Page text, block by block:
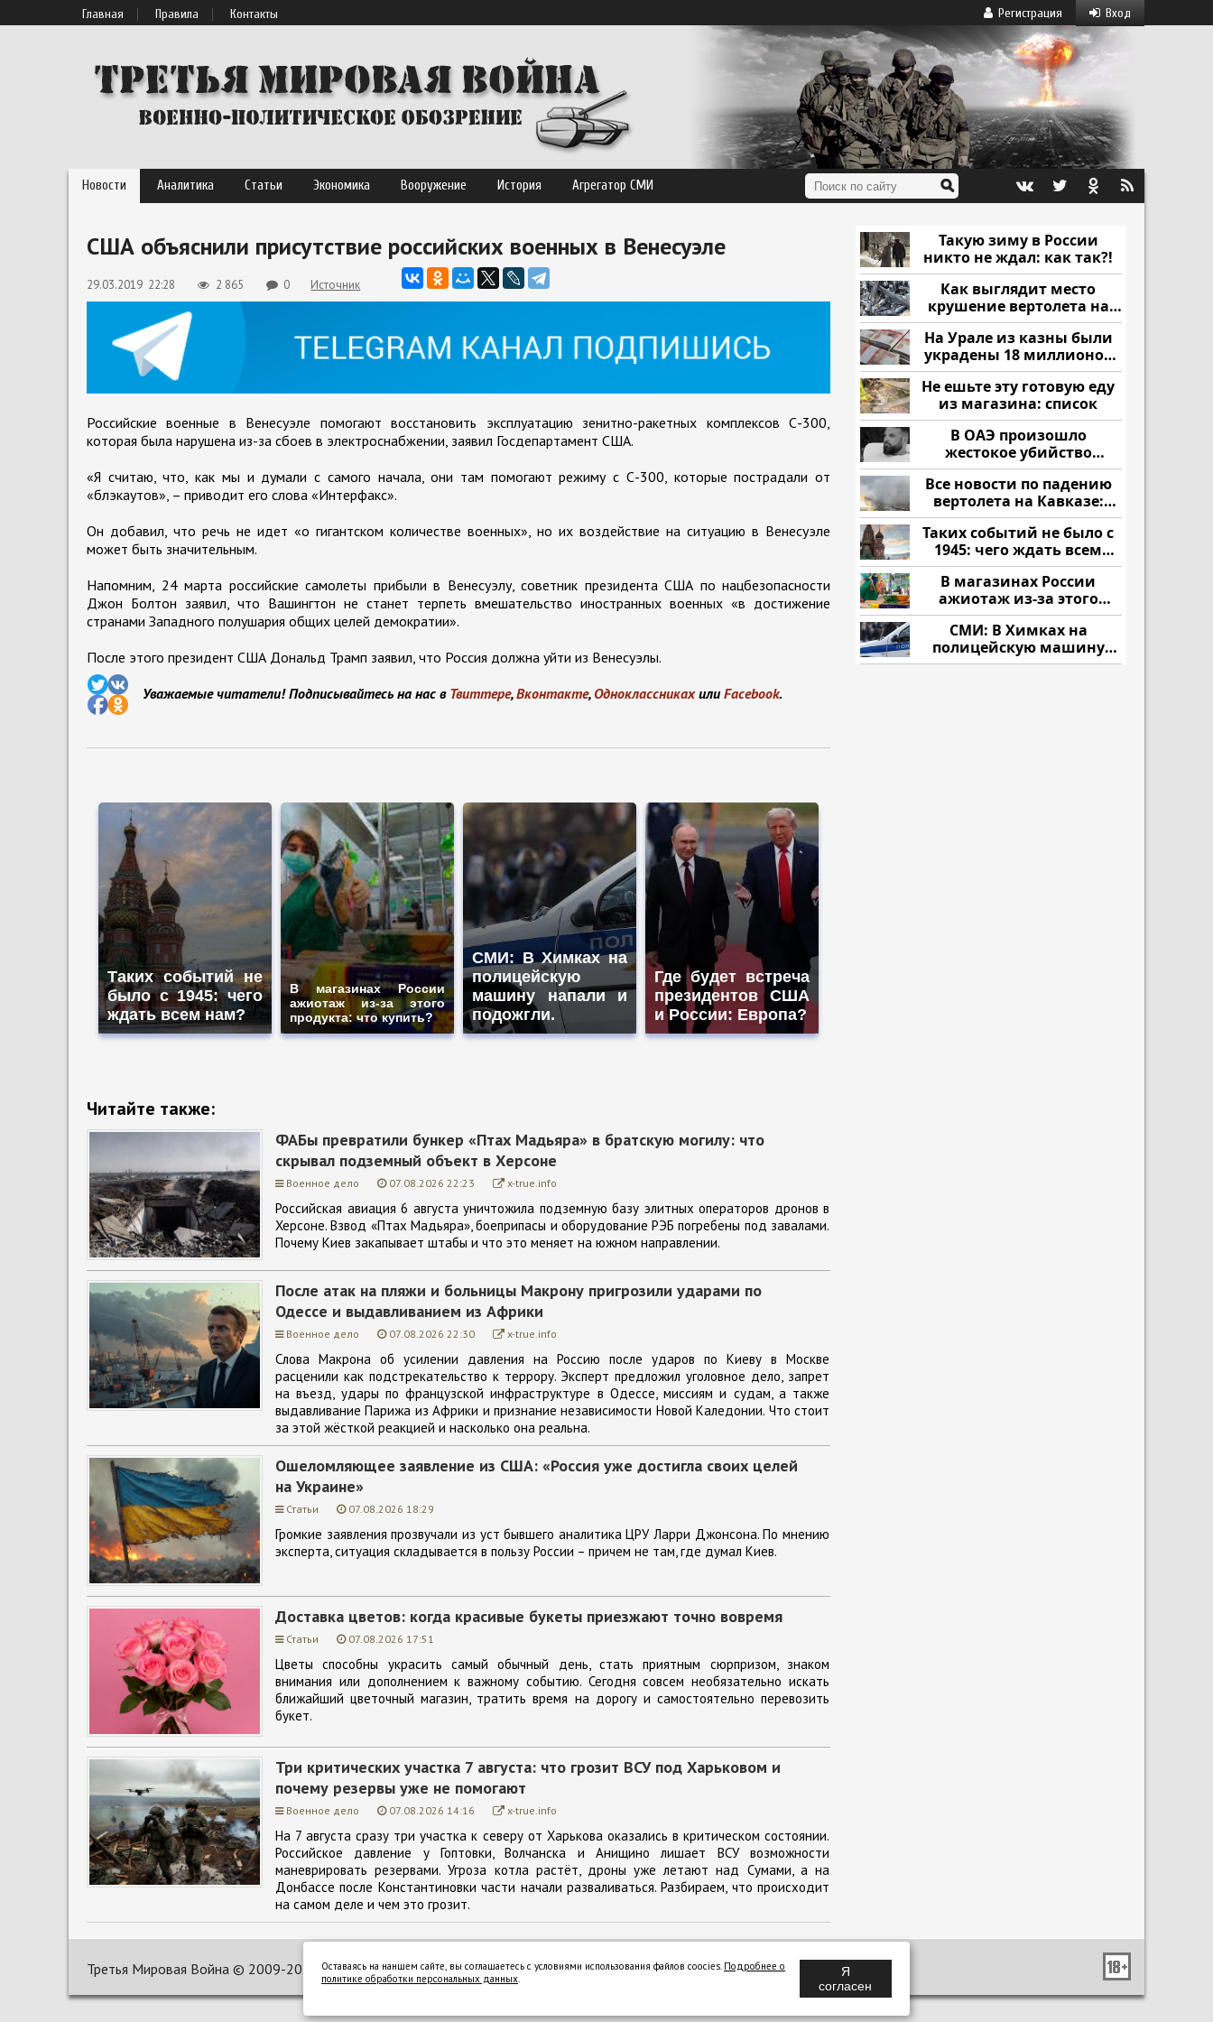
Главная Правила Контакты Вход
Регистрация
Новости Аналитика Статьи Экономика Вооружение История Агрегатор СМИ
США объяснили присутствие российских военных в Венесуэле
29.03.2019 22:28 2 865 0 Источник
Российские военные в Венесуэле помогают восстановить эксплуатацию зенитно-ракетных комплексов С-300,
которая была нарушена из-за сбоев в электроснабжении, заявил Госдепартамент США.
«Я считаю, что, как мы и думали с самого начала, они там помогают режиму с С-300, которые пострадали от
«блэкаутов», – приводит его слова «Интерфакс».
Он добавил, что речь не идет «о гигантском количестве военных», но их воздействие на ситуацию в Венесуэле
может быть значительным.
Напомним, 24 марта российские самолеты прибыли в Венесуэлу, советник президента США по нацбезопасности
Джон Болтон заявил, что Вашингтон не станет терпеть вмешательство иностранных военных «в достижение
странами Западного полушария общих целей демократии».
После этого президент США Дональд Трамп заявил, что Россия должна уйти из Венесуэлы.
Уважаемые читатели! Подписывайтесь на нас в Твиттере,Вконтакте, Одноклассникахили Facebook.
Таких событий не
было с 1945: чего
ждать всем нам?
В магазинах России
ажиотаж из-за этого
продукта: что купить?
СМИ: В Химках на
полицейскую
машину напали и
подожгли.
Где будет встреча
президентов США
и России: Европа?
Читайте также:
ФАБы превратили бункер «Птах Мадьяра» в братскую могилу: что
скрывал подземный объект в Херсоне
Военное дело 07.08.2026 22:23 x-true.info
Российская авиация 6 августа уничтожила подземную базу элитных операторов дронов в
Херсоне. Взвод «Птах Мадьяра», боеприпасы и оборудование РЭБ погребены под завалами.
Почему Киев закапывает штабы и что это меняет на южном направлении.
После атак на пляжи и больницы Макрону пригрозили ударами по
Одессе и выдавливанием из Африки
Военное дело 07.08.2026 22:30 x-true.info
Слова Макрона об усилении давления на Россию после ударов по Киеву в Москве
расценили как подстрекательство к террору. Эксперт предложил уголовное дело, запрет
на въезд, удары по французской инфраструктуре в Одессе, миссиям и судам, а также
выдавливание Парижа из Африки и признание независимости Новой Каледонии. Что стоит
за этой жёсткой реакцией и насколько она реальна.
Ошеломляющее заявление из США: «Россия уже достигла своих целей
на Украине»
Статьи 07.08.2026 18:29
Громкие заявления прозвучали из уст бывшего аналитика ЦРУ Ларри Джонсона. По мнению
эксперта, ситуация складывается в пользу России – причем не там, где думал Киев.
Доставка цветов: когда красивые букеты приезжают точно вовремя
Статьи 07.08.2026 17:51
Цветы способны украсить самый обычный день, стать приятным сюрпризом, знаком
внимания или дополнением к важному событию. Сегодня совсем необязательно искать
ближайший цветочный магазин, тратить время на дорогу и самостоятельно перевозить
букет.
Три критических участка 7 августа: что грозит ВСУ под Харьковом и
почему резервы уже не помогают
Военное дело 07.08.2026 14:16 x-true.info
На 7 августа сразу три участка к северу от Харькова оказались в критическом состоянии.
Российское давление у Гоптовки, Волчанска и Анищино лишает ВСУ возможности
маневрировать резервами. Угроза котла растёт, дроны уже летают над Сумами, а на
Донбассе после Константиновки части начали разваливаться. Разбираем, что происходит
на самом деле и чем это грозит.
Такую зиму в России
никто не ждал: как так?!
Как выглядит место
крушение вертолета на
Кавказе: смотреть
На Урале из казны были
украдены 18 миллионов
рублей
Не ешьте эту готовую еду
из магазина: список
В ОАЭ произошло
жестокое убийство
криптомиллионера
Все новости по падению
вертолета на Кавказе:
читать здесь
Таких событий не было с
1945: чего ждать всем
нам?
В магазинах России
ажиотаж из-за этого
продукта: что купить?
СМИ: В Химках на
полицейскую машину
напали и подожгли.
Третья Мировая Война © 2009-2025 Оставаясь на наншем сайте, вы соглашаетесь с условиями использования файлов coocies. Подробнее о
политике обработки персональных данных.
Я
согласен